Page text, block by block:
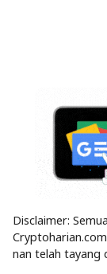
Disclaimer:
nan telah tayang